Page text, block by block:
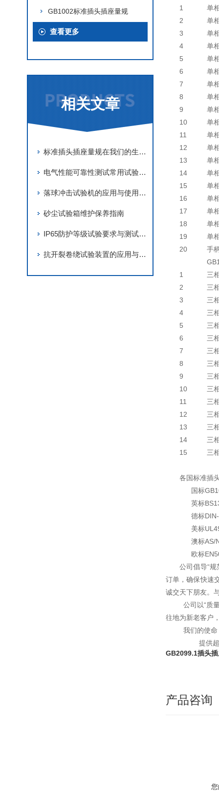
GB1002标准插头插座量规
查看更多
相关文章
标准插头插座量规在我们的生活中有哪些应用？
电气性能可靠性测试常用试验仪器设备有哪些
落球冲击试验机的应用与使用方法
砂尘试验箱维护保养指南
IP65防护等级试验要求与测试方法
抗开裂卷绕试验装置的应用与使用方法
1
单
2
单
3
单
4
单
5
单
6
单
7
单
8
单
9
单
10
单
11
单
12
单
13
单
14
单
15
单
16
单
17
单
18
单
19
单
20
手
1
三
2
三
3
三
4
三
5
三
6
三
7
三
8
三
9
三
10
三
11
三
12
三
13
三
14
三
15
三
各国标准插
国标
英标
德标DIN-
美标
澳标AS/
欧标
公司倡导“
订单，确保快速
诚交天下朋友。
公司以“质
往地为新老客户
我们的使命
提供超出
GB2099.1插头
产品咨询